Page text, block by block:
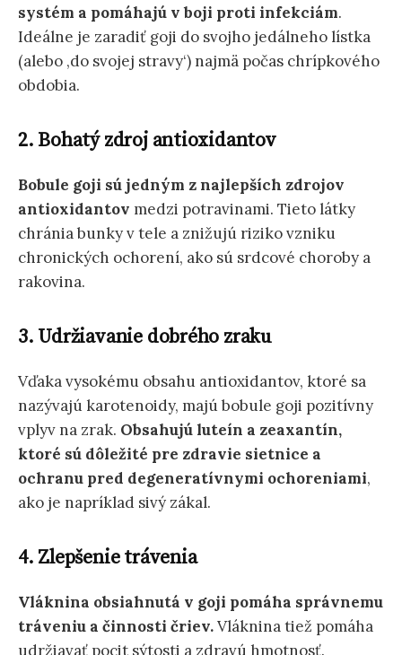
systém a pomáhajú v boji proti infekciám.
Ideálne je zaradiť goji do svojho jedálneho lístka
(alebo ‚do svojej stravy‘) najmä počas chrípkového
obdobia.
2. Bohatý zdroj antioxidantov
Bobule goji sú jedným z najlepších zdrojov
antioxidantov medzi potravinami. Tieto látky
chránia bunky v tele a znižujú riziko vzniku
chronických ochorení, ako sú srdcové choroby a
rakovina.
3. Udržiavanie dobrého zraku
Vďaka vysokému obsahu antioxidantov, ktoré sa
nazývajú karotenoidy, majú bobule goji pozitívny
vplyv na zrak. Obsahujú luteín a zeaxantín,
ktoré sú dôležité pre zdravie sietnice a
ochranu pred degeneratívnymi ochoreniami,
ako je napríklad sivý zákal.
4. Zlepšenie trávenia
Vláknina obsiahnutá v goji pomáha správnemu
tráveniu a činnosti čriev.Vláknina tiež pomáha
udržiavať pocit sýtosti a zdravú hmotnosť.